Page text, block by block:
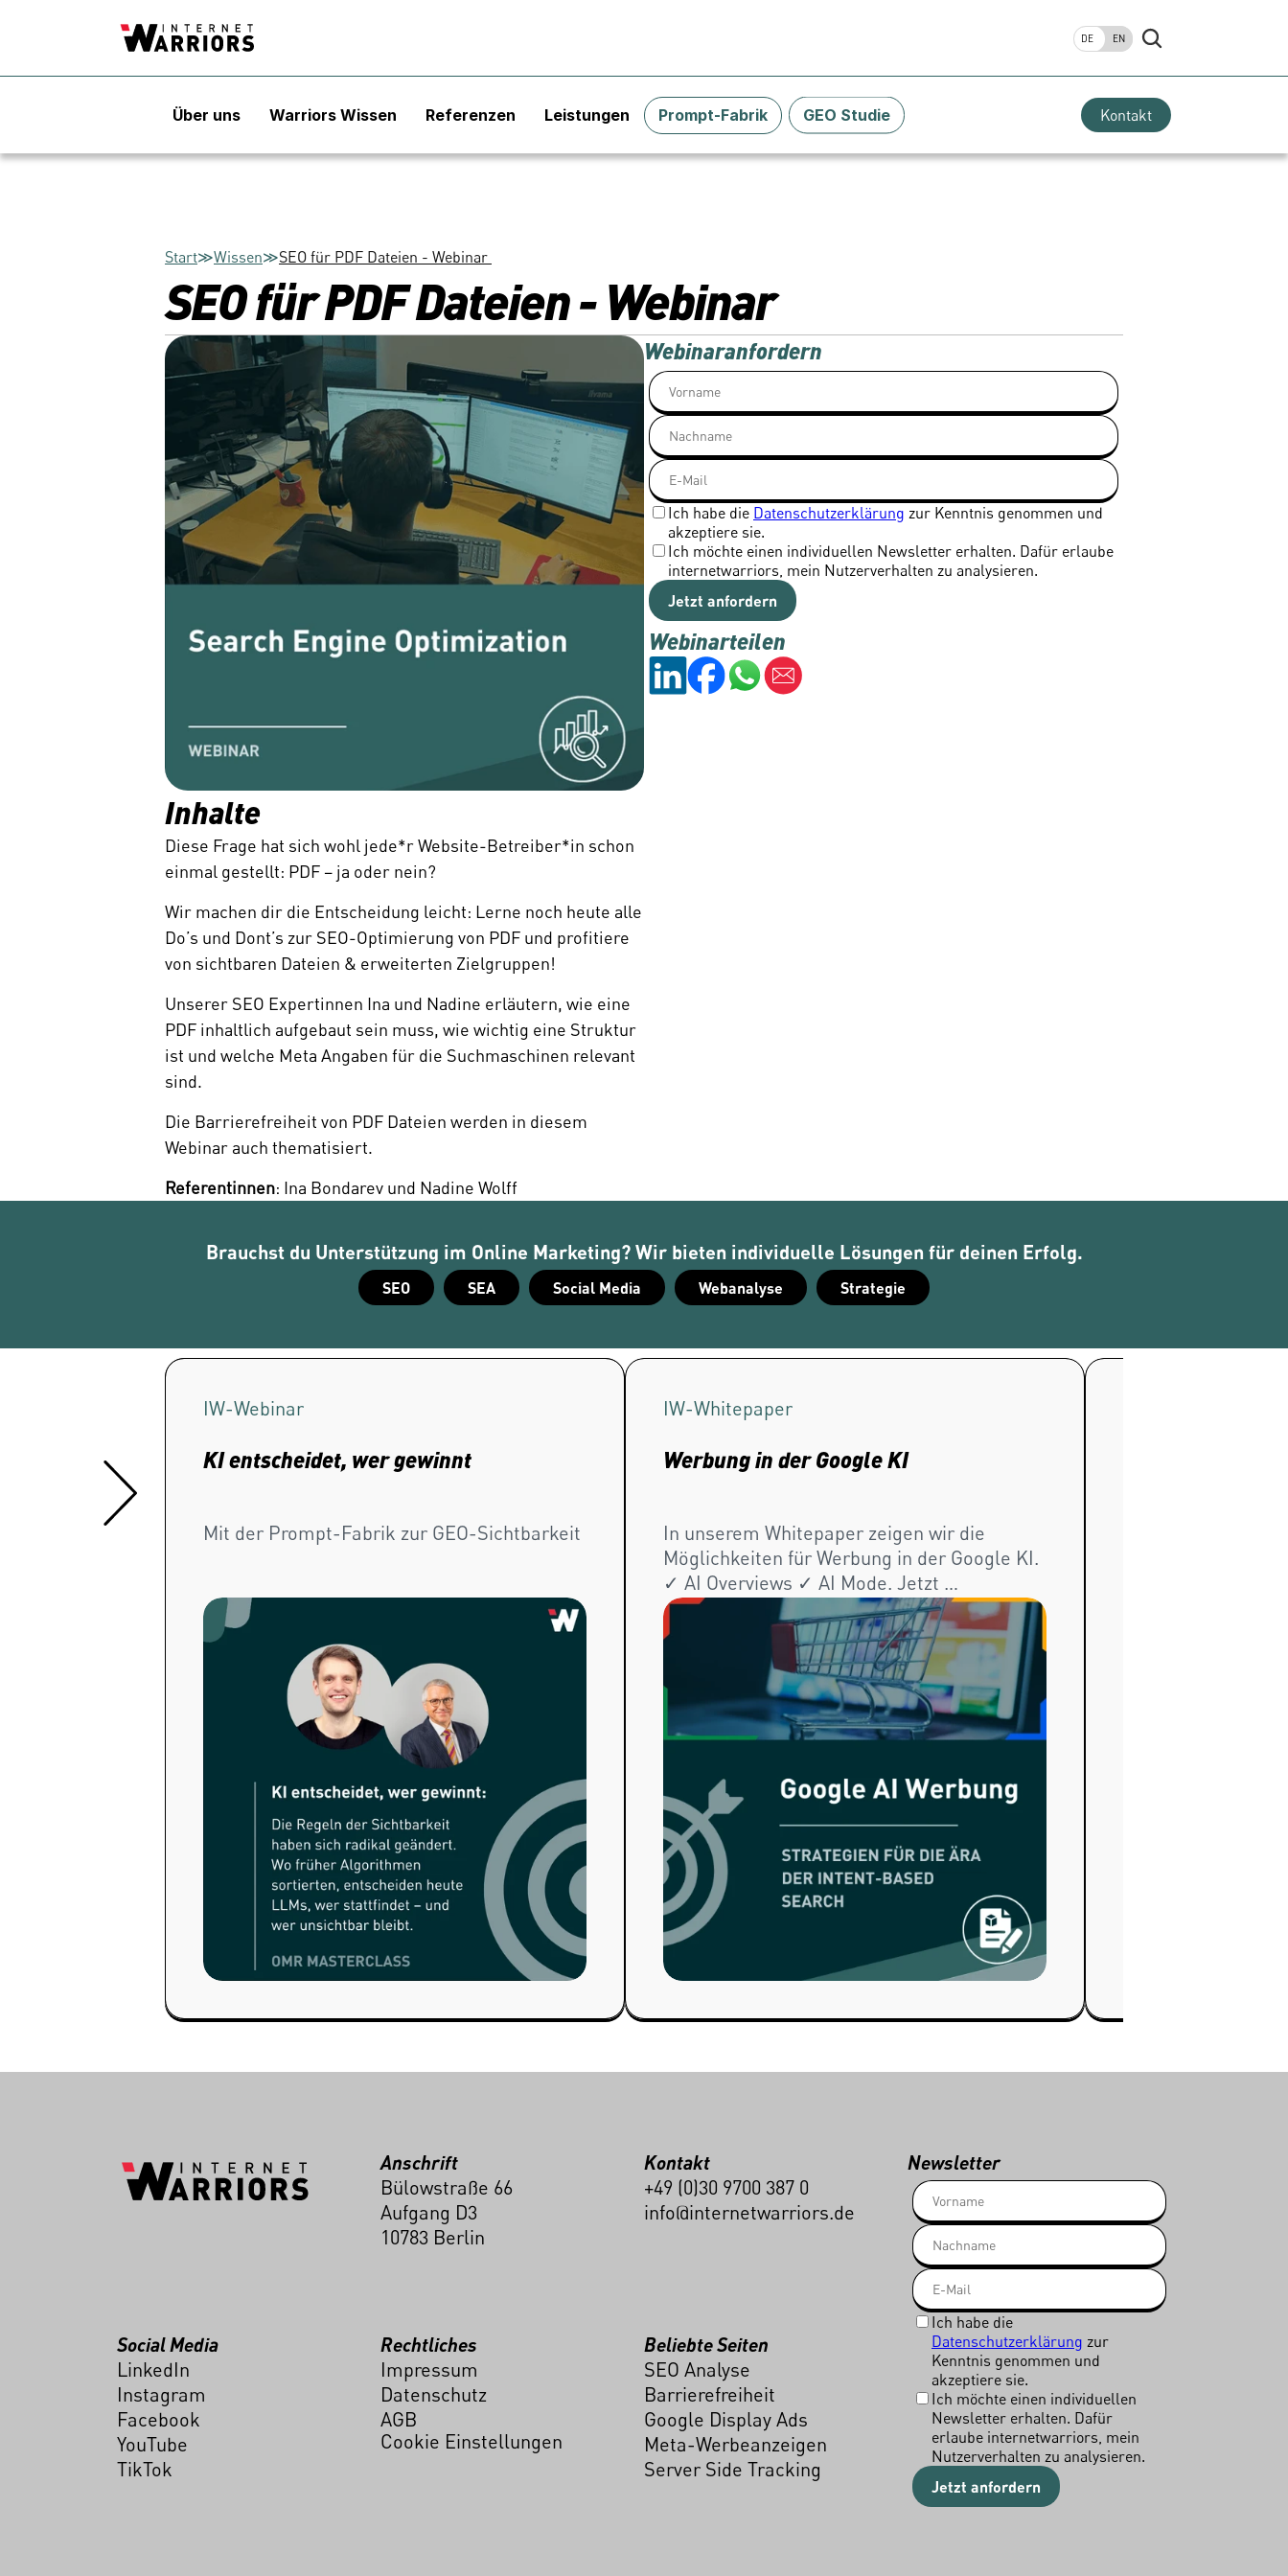
DE EN
Über uns Warriors Wissen Referenzen Leistungen Prompt-Fabrik GEO Studie Kontakt
Start≫Wissen≫SEO für PDF Dateien - Webinar
SEO für PDF Dateien - Webinar
Inhalte
Diese Frage hat sich wohl jede*r Website-Betreiber*in schon
einmal gestellt: PDF – ja oder nein?
Wir machen dir die Entscheidung leicht: Lerne noch heute alle
Do’s und Dont’s zur SEO-Optimierung von PDF und profitiere
von sichtbaren Dateien & erweiterten Zielgruppen!
Unserer SEO Expertinnen Ina und Nadine erläutern, wie eine
PDF inhaltlich aufgebaut sein muss, wie wichtig eine Struktur
ist und welche Meta Angaben für die Suchmaschinen relevant
sind.
Die Barrierefreiheit von PDF Dateien werden in diesem
Webinar auch thematisiert.
Referentinnen: Ina Bondarev und Nadine Wolff
Webinaranfordern
Ich habe die Datenschutzerklärung zur Kenntnis genommen und
akzeptiere sie.
Ich möchte einen individuellen Newsletter erhalten. Dafür erlaube
internetwarriors, mein Nutzerverhalten zu analysieren.
Jetzt anfordern
Webinarteilen
Brauchst du Unterstützung im Online Marketing? Wir bieten individuelle Lösungen für deinen Erfolg.
SEO SEA Social Media Webanalyse Strategie
IW-Webinar
KI entscheidet, wer gewinnt
Mit der Prompt-Fabrik zur GEO-Sichtbarkeit
IW-Whitepaper
Werbung in der Google KI
In unserem Whitepaper zeigen wir die
Möglichkeiten für Werbung in der Google KI.
✓ AI Overviews ✓ AI Mode. Jetzt
herunterladen!
Social Media
LinkedIn
Instagram
Facebook
YouTube
TikTok
Anschrift
Bülowstraße 66
Aufgang D3
10783 Berlin
Rechtliches
Impressum
Datenschutz
AGB
Cookie Einstellungen
Kontakt
+49 (0)30 9700 387 0
info@internetwarriors.de
Beliebte Seiten
SEO Analyse
Barrierefreiheit
Google Display Ads
Meta-Werbeanzeigen
Server Side Tracking
Newsletter
Ich habe die
Datenschutzerklärung zur
Kenntnis genommen und
akzeptiere sie.
Ich möchte einen individuellen
Newsletter erhalten. Dafür
erlaube internetwarriors, mein
Nutzerverhalten zu analysieren.
Jetzt anfordern